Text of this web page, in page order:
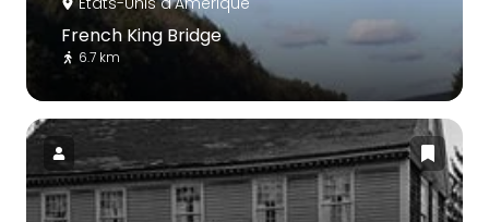
French King Bridge
6.7 km